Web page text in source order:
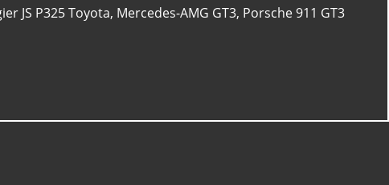
JS P325 Toyota, Mercedes-AMG GT3, Porsche 911 GT3